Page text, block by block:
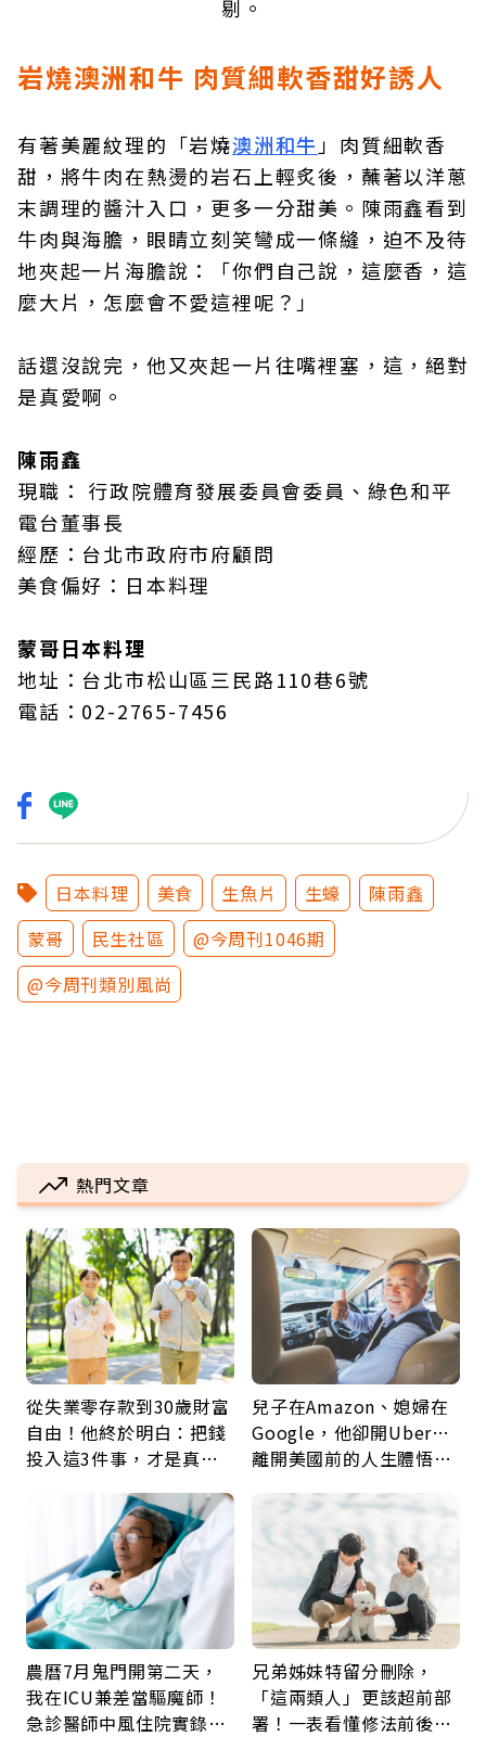
剔。
岩燒澳洲和牛 肉質細軟香甜好誘人
有著美麗紋理的「岩燒澳洲和牛 」肉質細軟香
甜，將牛肉在熱燙的岩石上輕炙後，蘸著以洋蔥
末調理的醬汁入口，更多一分甜美。陳雨鑫看到
牛肉與海膽，眼睛立刻笑彎成一條縫，迫不及待
地夾起一片海膽說：「你們自己說，這麼香，這
麼大片，怎麼會不愛這裡呢？」
話還沒說完，他又夾起一片往嘴裡塞，這，絕對
是真愛啊。
陳雨鑫
現職： 行政院體育發展委員會委員、綠色和平
電台董事長
經歷：台北市政府市府顧問
美食偏好：日本料理
蒙哥日本料理
地址：台北市松山區三民路110巷6號
電話：02-2765-7456
日本料理 美食 生魚片 生蠔
陳雨鑫
蒙哥
民生社區
@今周刊1046期
@今周刊類別風尚
熱門文章
從失業零存款到30歲財富
自由！他終於明白：把錢
投入這3件事，才是真正
兒子在Amazon、媳婦在
Google，他卻開Uber…
離開美國前的人生體悟：
農曆7月鬼門開第二天，
我在ICU兼差當驅魔師！
急診醫師中風住院實錄：
兄弟姊妹特留分刪除，
「這兩類人」更該超前部
署！一表看懂修法前後差